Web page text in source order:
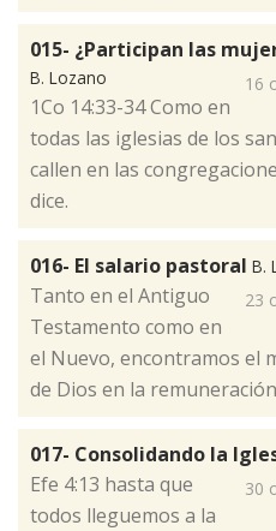
015- ¿Participan las
B. Lozano 16
​1Co 14:33-34 Como en
todas las iglesias de los
callen en las
dice.
016- El salario pastoral B.
23
​Tanto en el Antiguo
Testamento como en
el Nuevo, encontramos el
de Dios en la
017- Consolidando la
30
Efe 4:13 hasta que
todos lleguemos a la